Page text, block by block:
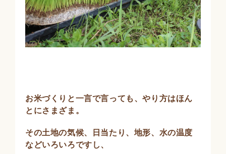
お米づくりと一言で言っても、やり方はほん
とにさまざま。
その土地の気候、日当たり、地形、水の温度
などいろいろですし、